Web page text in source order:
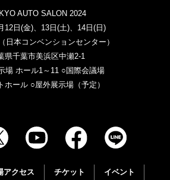
AUTO SALON 2024
12日(金)、13日(土)、14日(日)
日本コンベンションセンター）
県千葉市美浜区中瀬2-1
場 ホール1～11 ○国際会議場
ホール ○屋外展示場（予定）
アクセス チケット イベント